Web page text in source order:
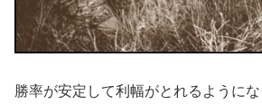
勝率が安定して利幅がとれるようにな